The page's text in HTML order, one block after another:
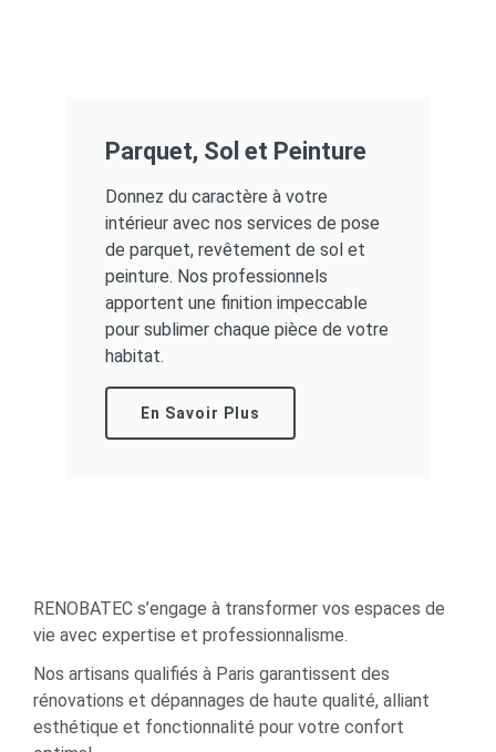
Parquet, Sol et Peinture
Donnez du caractère à votre
intérieur avec nos services de pose
de parquet, revêtement de sol et
peinture. Nos professionnels
apportent une finition impeccable
pour sublimer chaque pièce de votre
habitat.
En Savoir Plus
RENOBATEC s’engage à transformer vos espaces de
vie avec expertise et professionnalisme.
Nos artisans qualifiés à Paris garantissent des
rénovations et dépannages de haute qualité, alliant
esthétique et fonctionnalité pour votre confort